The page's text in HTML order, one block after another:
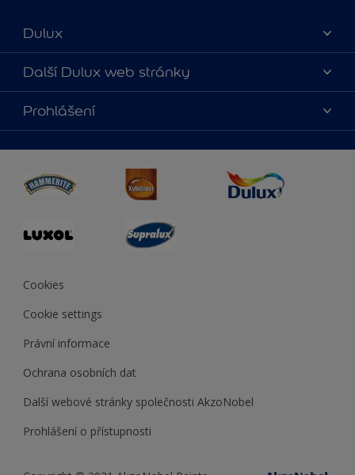
Dulux
O nás
Kontaktujte nás
Najít obchod
Další Dulux web stránky
duluxmalir.cz
duluxmaliar.sk
duluxprodejnabarev.cz
duluxpredajnafarieb.sk
Prohlášení
Cookies
Cookie settings
Právní informace
Ochrana osobních dat
Další webové stránky společnosti AkzoNobel
Prohlášení o přístupnosti